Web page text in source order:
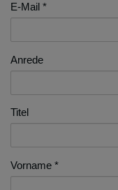
E-Mail
Anrede
Titel
Vorname